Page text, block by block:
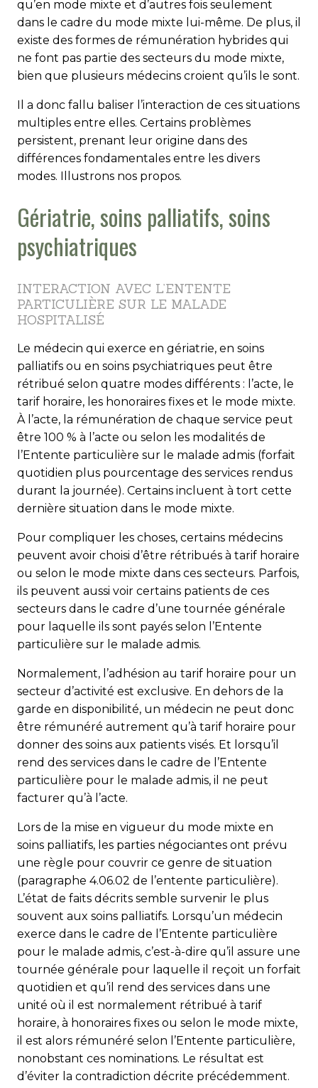
qu’en mode mixte et d’autres fois seulement
dans le cadre du mode mixte lui-même. De plus, il
existe des formes de rémunération hybrides qui
ne font pas partie des secteurs du mode mixte,
bien que plusieurs médecins croient qu’ils le sont.
Il a donc fallu baliser l’interaction de ces situations
multiples entre elles. Certains problèmes
persistent, prenant leur origine dans des
différences fondamentales entre les divers
modes. Illustrons nos propos.
Gériatrie, soins palliatifs, soins
psychiatriques
INTERACTION AVEC L’ENTENTE
PARTICULIÈRE SUR LE MALADE
HOSPITALISÉ
Le médecin qui exerce en gériatrie, en soins
palliatifs ou en soins psychiatriques peut être
rétribué selon quatre modes différents : l’acte, le
tarif horaire, les honoraires fixes et le mode mixte.
À l’acte, la rémunération de chaque service peut
être 100 % à l’acte ou selon les modalités de
l’Entente particulière sur le malade admis (forfait
quotidien plus pourcentage des services rendus
durant la journée). Certains incluent à tort cette
dernière situation dans le mode mixte.
Pour compliquer les choses, certains médecins
peuvent avoir choisi d’être rétribués à tarif horaire
ou selon le mode mixte dans ces secteurs. Parfois,
ils peuvent aussi voir certains patients de ces
secteurs dans le cadre d’une tournée générale
pour laquelle ils sont payés selon l’Entente
particulière sur le malade admis.
Normalement, l’adhésion au tarif horaire pour un
secteur d’activité est exclusive. En dehors de la
garde en disponibilité, un médecin ne peut donc
être rémunéré autrement qu’à tarif horaire pour
donner des soins aux patients visés. Et lorsqu’il
rend des services dans le cadre de l’Entente
particulière pour le malade admis, il ne peut
facturer qu’à l’acte.
Lors de la mise en vigueur du mode mixte en
soins palliatifs, les parties négociantes ont prévu
une règle pour couvrir ce genre de situation
(paragraphe 4.06.02 de l’entente parti­culière).
L’état de faits décrits semble survenir le plus
souvent aux soins palliatifs. Lorsqu’un médecin
exerce dans le cadre de l’Entente particulière
pour le malade admis, c’est-à-dire qu’il assure une
tournée générale pour laquelle il reçoit un forfait
quotidien et qu’il rend des services dans une
unité où il est normalement rétribué à tarif
horaire, à honoraires fixes ou selon le mode mixte,
il est alors rémunéré selon l’Entente particulière,
nonobstant ces nominations. Le résultat est
d’éviter la contradiction décrite précédemment.